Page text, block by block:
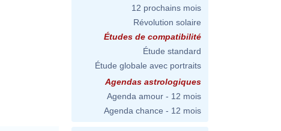
12 prochains mois
Révolution solaire
Études de compatibilité
Étude standard
Étude globale avec portraits
Agendas astrologiques
Agenda amour - 12 mois
Agenda chance - 12 mois